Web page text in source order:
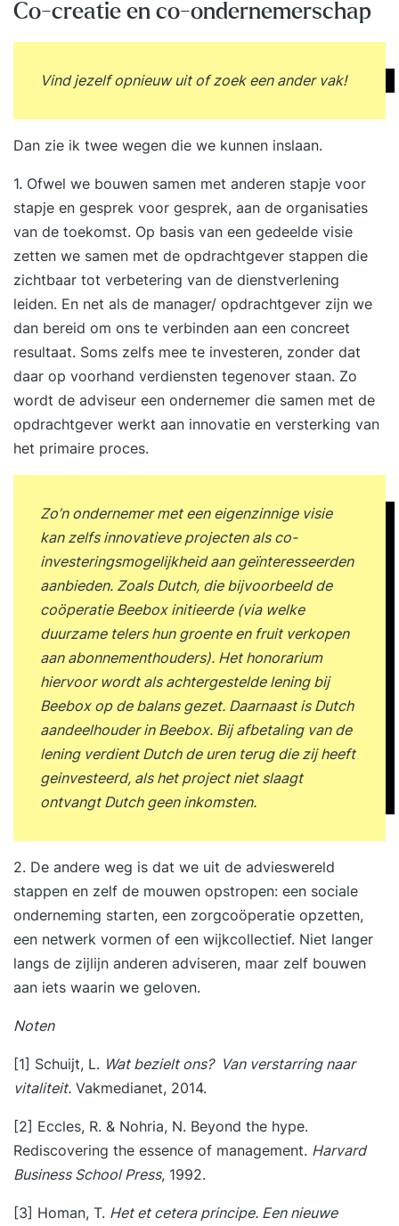
Co-creatie en co-ondernemerschap
Vind jezelf opnieuw uit of zoek een ander vak!
Dan zie ik twee wegen die we kunnen inslaan.
1. Ofwel we bouwen samen met anderen stapje voor
stapje en gesprek voor gesprek, aan de organisaties
van de toekomst. Op basis van een gedeelde visie
zetten we samen met de opdrachtgever stappen die
zichtbaar tot verbetering van de dienstverlening
leiden. En net als de manager/ opdrachtgever zijn we
dan bereid om ons te verbinden aan een concreet
resultaat. Soms zelfs mee te investeren, zonder dat
daar op voorhand verdiensten tegenover staan. Zo
wordt de adviseur een ondernemer die samen met de
opdrachtgever werkt aan innovatie en versterking van
het primaire proces.
Zo’n ondernemer met een eigenzinnige visie
kan zelfs innovatieve projecten als co-
investeringsmogelijkheid aan geïnteresseerden
aanbieden. Zoals Dutch, die bijvoorbeeld de
coöperatie Beebox initieerde (via welke
duurzame telers hun groente en fruit verkopen
aan abonnementhouders). Het honorarium
hiervoor wordt als achtergestelde lening bij
Beebox op de balans gezet. Daarnaast is Dutch
aandeelhouder in Beebox. Bij afbetaling van de
lening verdient Dutch de uren terug die zij heeft
geinvesteerd, als het project niet slaagt
ontvangt Dutch geen inkomsten.
2. De andere weg is dat we uit de advieswereld
stappen en zelf de mouwen opstropen: een sociale
onderneming starten, een zorgcoöperatie opzetten,
een netwerk vormen of een wijkcollectief. Niet langer
langs de zijlijn anderen adviseren, maar zelf bouwen
aan iets waarin we geloven.
Noten
[1] Schuijt, L. Wat bezielt ons?Van verstarring naar
vitaliteit. Vakmedianet, 2014.
[2] Eccles, R. & Nohria, N. Beyond the hype.
Rediscovering the essence of management. Harvard
Business School Press, 1992.
[3] Homan, T. Het et cetera principe. Een nieuwe